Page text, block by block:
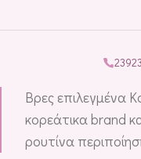
Βρες επιλεγμένα
κορεάτικα brand
ρουτίνα